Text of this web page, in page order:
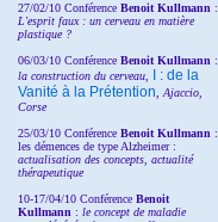
27/02/10 Conférence Benoit Kullmann :
L'esprit faux : un cerveau en matière
plastique ?
06/03/10 Conférence Benoit Kullmann :
la construction du cerveau,
I : de la
Vanité à la Prétention , Ajaccio,
Corse
25/03/10 Conférence Benoit Kullmann :
les démences de type Alzheimer :
actualisation des concepts, actualité
thérapeutique
10-17/04/10 Conférence Benoit
Kullmann : le concept de maladie